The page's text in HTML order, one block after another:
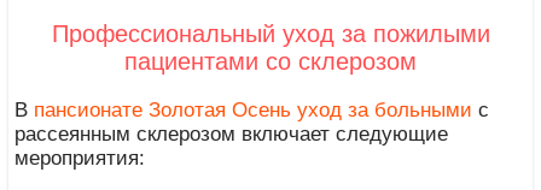
Профессиональный уход за пожилыми
пациентами со склерозом
В пансионате Золотая Осень уход за больными с
рассеянным склерозом включает следующие
мероприятия: